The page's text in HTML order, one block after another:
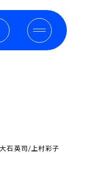
石英司/上村彩子